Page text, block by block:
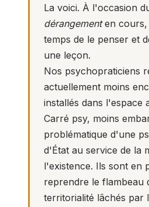
La voici. À l'occasion
dérangementen cours,
temps de le penser et
une leçon.
Nos psychopraticiens
actuellement moins
installés dans l'espace
Carré psy, moins
problématique d'une
d'État au service de la
l'existence. Ils sont en
reprendre le flambeau
territorialité lâchés par